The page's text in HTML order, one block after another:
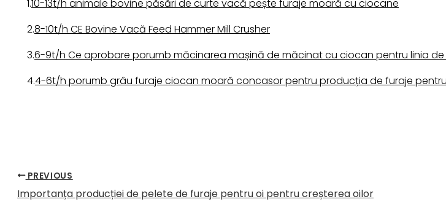
1.10-13t/h animale bovine păsări de curte vacă pește furaje moară cu ciocane
2.8-10t/h CE Bovine Vacă Feed Hammer Mill Crusher
3.6-9t/h Ce aprobare porumb măcinarea mașină de măcinat cu ciocan pentru linia
4.4-6t/h porumb grâu furaje ciocan moară concasor pentru producția de furaje
PREVIOUS
Importanța producției de pelete de furaje pentru oi pentru creșterea oilor